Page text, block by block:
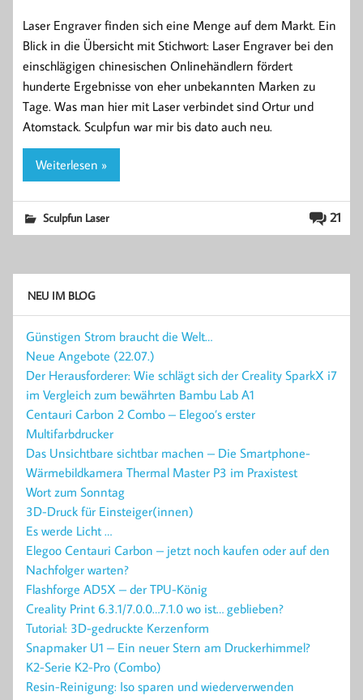
Laser Engraver finden sich eine Menge auf dem Markt. Ein
Blick in die Übersicht mit Stichwort: Laser Engraver bei den
einschlägigen chinesischen Onlinehändlern fördert
hunderte Ergebnisse von eher unbekannten Marken zu
Tage. Was man hier mit Laser verbindet sind Ortur und
Atomstack. Sculpfun war mir bis dato auch neu.
Weiterlesen »
21
Sculpfun Laser
NEU IM BLOG
Günstigen Strom braucht die Welt…
Neue Angebote (22.07.)
Der Herausforderer: Wie schlägt sich der Creality SparkX i7
im Vergleich zum bewährten Bambu Lab A1
Centauri Carbon 2 Combo – Elegoo’s erster
Multifarbdrucker
Das Unsichtbare sichtbar machen – Die Smartphone-
Wärmebildkamera Thermal Master P3 im Praxistest
Wort zum Sonntag
3D-Druck für Einsteiger(innen)
Es werde Licht …
Elegoo Centauri Carbon – jetzt noch kaufen oder auf den
Nachfolger warten?
Flashforge AD5X – der TPU-König
Creality Print 6.3.1/7.0.0…7.1.0 wo ist… geblieben?
Tutorial: 3D-gedruckte Kerzenform
Snapmaker U1 – Ein neuer Stern am Druckerhimmel?
K2-Serie K2-Pro (Combo)
Resin-Reinigung: Iso sparen und wiederverwenden